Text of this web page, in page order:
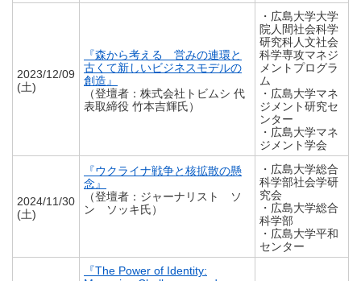
2023/12/09
(土)
『森から考える 営みの連環と
古くて新しいビジネスモデルの
創造』
（登壇者：株式会社トビムシ 代
表取締役 竹本吉輝氏）
・広島大学大学
院人間社会科学
研究科人文社会
科学専攻マネジ
メントプログラ
ム
・広島大学マネ
ジメント研究セ
ンター
・広島大学マネ
ジメント学会
2024/11/30
(土)
『ウクライナ戦争と核拡散の懸
念』
（登壇者：ジャーナリスト ソ
ン ソッキ氏）
・広島大学総合
科学部社会学研
究会
・広島大学総合
科学部
・広島大学平和
センター
『The Power of Identity: